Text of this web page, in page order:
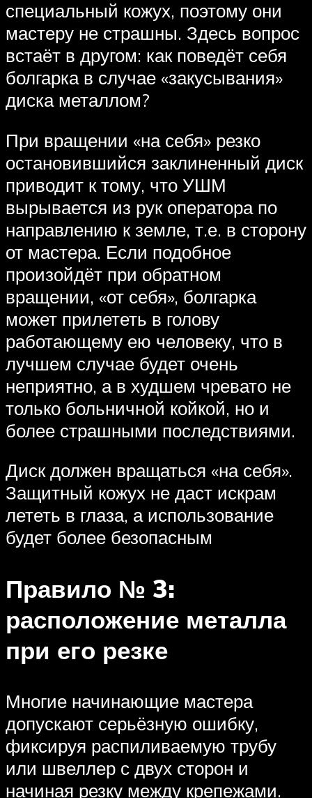
специальный кожух, поэтому они
мастеру не страшны. Здесь вопрос
встаёт в другом: как поведёт себя
болгарка в случае «закусывания»
диска металлом?
При вращении «на себя» резко
остановившийся заклиненный диск
приводит к тому, что УШМ
вырывается из рук оператора по
направлению к земле, т.е. в сторону
от мастера. Если подобное
произойдёт при обратном
вращении, «от себя», болгарка
может прилететь в голову
работающему ею человеку, что в
лучшем случае будет очень
неприятно, а в худшем чревато не
только больничной койкой, но и
более страшными последствиями.
Диск должен вращаться «на себя».
Защитный кожух не даст искрам
лететь в глаза, а использование
будет более безопасным
Правило № 3:
расположение металла
при его резке
Многие начинающие мастера
допускают серьёзную ошибку,
фиксируя распиливаемую трубу
или швеллер с двух сторон и
начиная резку между крепежами.